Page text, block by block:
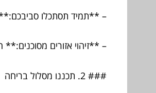
– **תמיד תסתכלו סביבכם:**
– **זיהוי אזורים מסוכנים:**
### 2. תכננו מסלול בריחה